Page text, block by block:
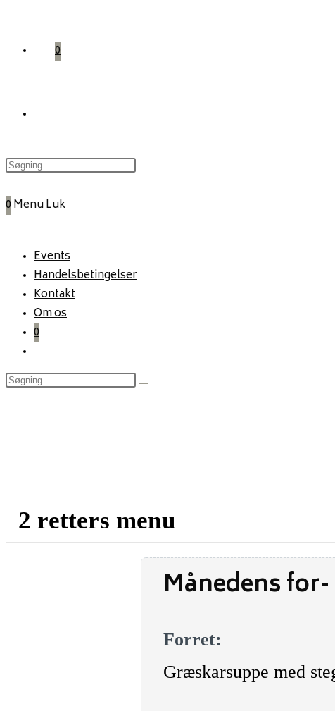
0
website
0MenuLuk
Events
Handelsbetingelser
Kontakt
Om os
0
website
search
2 retters menu
Månedens
Forret:
Græskarsuppe med